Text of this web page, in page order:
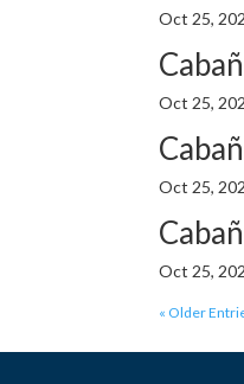
Oct 25,
Oct 25,
Oct 25,
Oct 25,
« Older